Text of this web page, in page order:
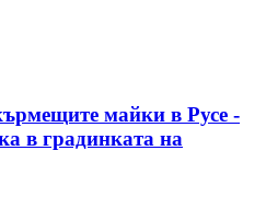
майки в Русе -
в градинката на